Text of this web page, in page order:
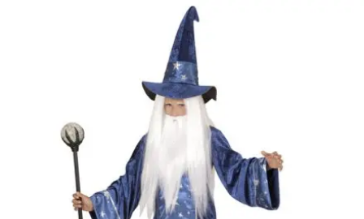
Egyéb
kalapok,
varázspálca,
seprű, szakáll,
bajusz, műanyag